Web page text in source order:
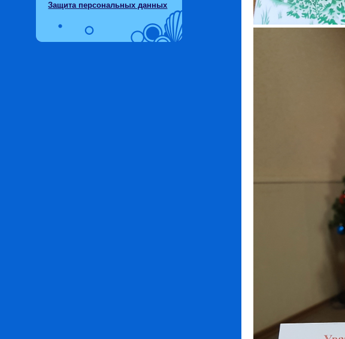
Защита персональных данных